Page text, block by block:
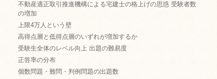
不動産適正取引推進機構による宅建士の格上げの思惑 受験者数
の増加
上限4万人という壁
高得点層と低得点層のいずれが増加するか
受験生全体のレベル向上 出題の難易度
正答率の分布
個数問題・難問・判例問題の出題数